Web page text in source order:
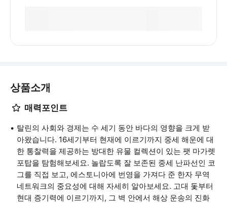
상품소개
매력포인트
탈린의 사회와 경제는 수 세기 동안 바다의 영향을 크게 받
아왔습니다. 16세기부터 현재에 이르기까지 중세 해운에 대
한 통찰력을 제공하는 방대한 유물 컬렉션이 있는 팻 마가렛
포탑을 탐험해보세요. 놀랍도록 잘 보존된 중세 난파선인 코
그를 직접 보고, 에스토니아에 번영을 가져다 준 한자 무역
네트워크의 중요성에 대해 자세히 알아보세요. 고대 돛부터
현대 증기력에 이르기까지, 그 벽 안에서 해상 운송의 진화